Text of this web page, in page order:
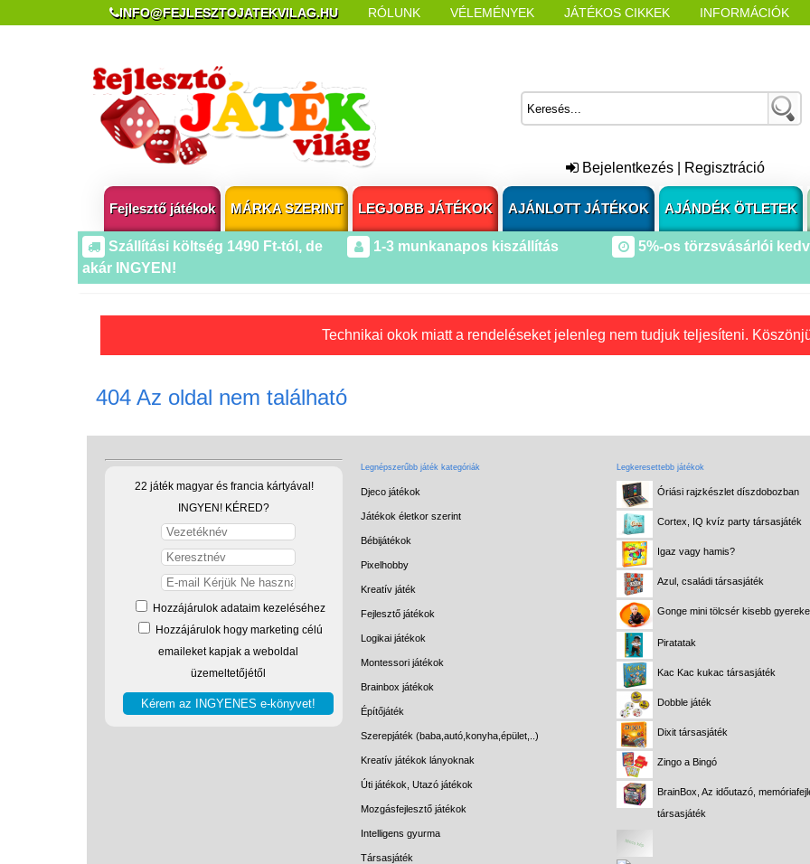
INFO@FEJLESZTOJATEKVILAG.HU RÓLUNK VÉLEMÉNYEK JÁTÉKOS CIKKEK INFORMÁCIÓK
Bejelentkezés Regisztráció
Fejlesztő játékok MÁRKA SZERINT LEGJOBB JÁTÉKOK AJÁNLOTT JÁTÉKOK AJÁNDÉK ÖTLETEK
Szállítási költség 1490 Ft-tól, de
akár INGYEN!
1-3 munkanapos kiszállítás 5%-os törzsvásárlói
Technikai okok miatt a rendeléseket jelenleg nem tudjuk teljesíteni.
404 Az oldal nem található
22 játék magyar és francia kártyával!
INGYEN! KÉRED?
Hozzájárulok adataim kezeléséhez
Hozzájárulok hogy marketing célú
emaileket kapjak a weboldal
üzemeltetőjétől
Legnépszerűbb játék kategóriák
Djeco játékok
Játékok életkor szerint
Bébijátékok
Pixelhobby
Kreatív játék
Fejlesztő játékok
Logikai játékok
Montessori játékok
Brainbox játékok
Építőjáték
Szerepjáték (baba,autó,konyha,épület,..)
Kreatív játékok lányoknak
Úti játékok, Utazó játékok
Mozgásfejlesztő játékok
Intelligens gyurma
Társasjáték
Legkeresettebb játékok
Óriási rajzkészlet díszdobozban
Cortex, IQ kvíz party társasjáték
Igaz vagy hamis?
Azul, családi társasjáték
Gonge mini tölcsér kisebb
Piratatak
Kac Kac kukac társasjáték
Dobble játék
Dixit társasjáték
Zingo a Bingó
BrainBox, Az időutazó,
társasjáték